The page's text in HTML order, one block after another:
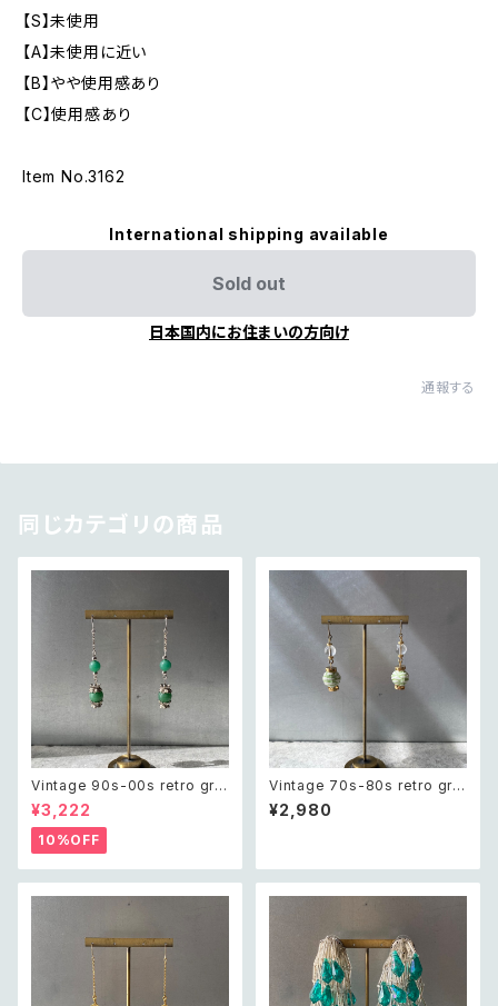
【S】未使用
【A】未使用に近い
【B】やや使用感あり
【C】使用感あり
Item No.3162
International shipping available
Sold out
日本国内にお住まいの方向け
通報する
同じカテゴリの商品
Vintage 90s-00s retro gre
en aventurine pierce レトロ
ヴィンテージ アクセサリー 天然
石 グリーンアベンチュリン ピア
ス/イヤリング
¥3,222
10%OFF
Vintage 70s-80s retro gre
en bijou classical beads pi
erce レトロ ヴィンテージ アク
¥2,980